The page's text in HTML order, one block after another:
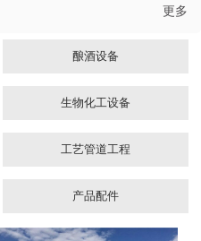
更多
酿酒设备
生物化工设备
工艺管道工程
产品配件